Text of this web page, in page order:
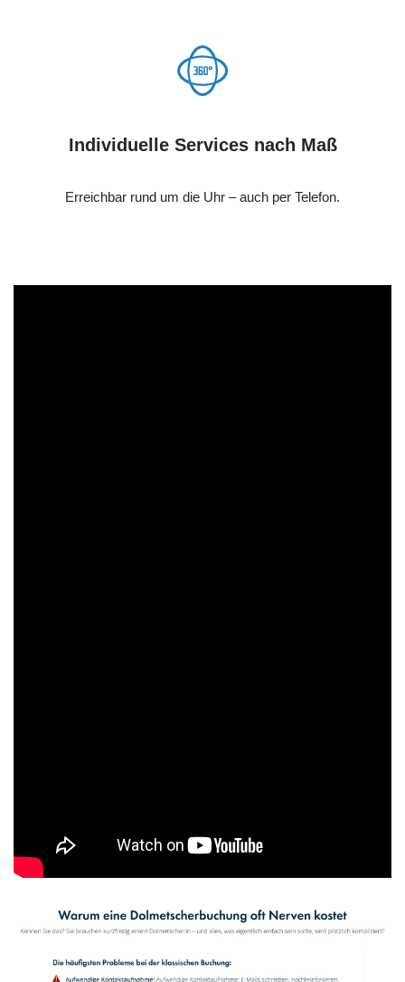
Individuelle Services nach Maß
Erreichbar rund um die Uhr – auch per Telefon.